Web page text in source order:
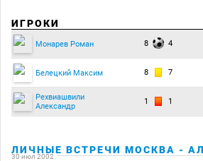
ИГРОКИ
Монарев Роман 8 4
Белецкий Максим 8 7
Рехвиашвили
Александр
1 1
ЛИЧНЫЕ ВСТРЕЧИ МОСКВА -
30 июл 2002